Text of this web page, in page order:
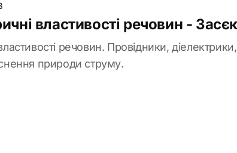
властивості речовин -
речовин. Провідники,
природи струму.